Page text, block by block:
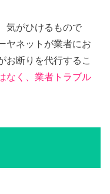
気がひけるもので
ヤネットが業者にお
お断りを代行するこ
なく、業者トラブル